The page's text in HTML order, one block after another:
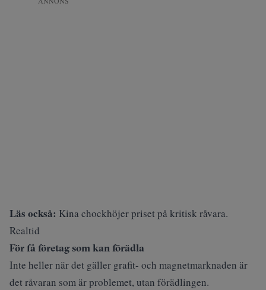
Läs också: Kina chockhöjer priset på kritisk råvara.
Realtid
För få företag som kan förädla
Inte heller när det gäller grafit- och magnetmarknaden är
det råvaran som är problemet, utan förädlingen.